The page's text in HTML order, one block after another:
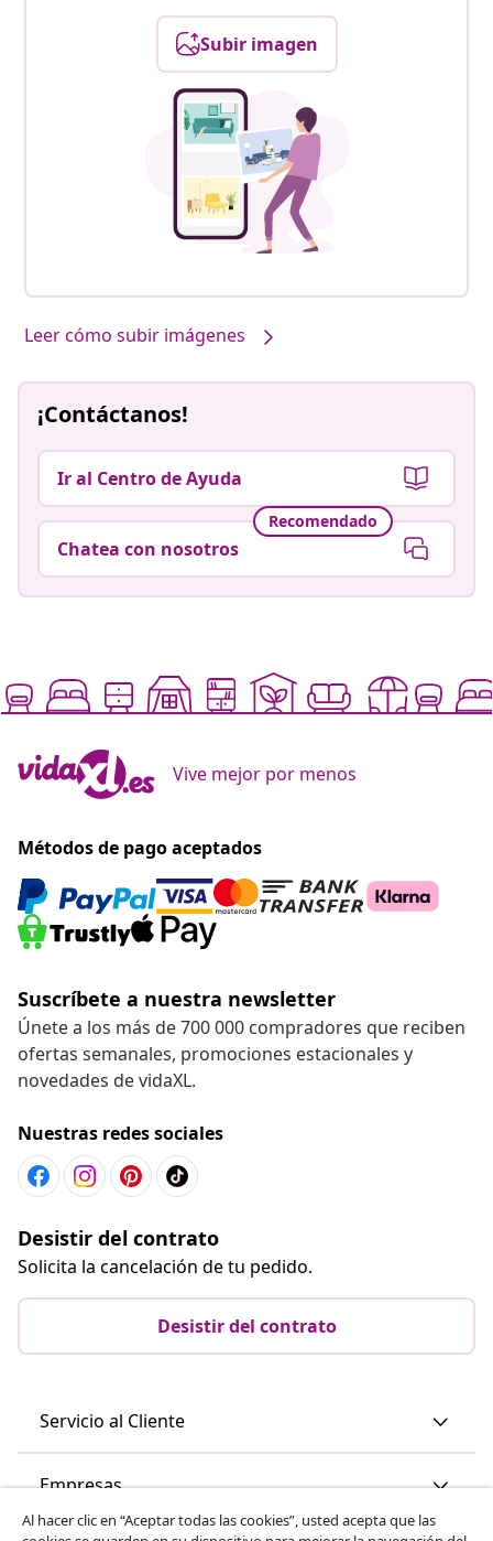
Subir imagen
Leer cómo subir imágenes
¡Contáctanos!
Ir al Centro de Ayuda
Recomendado
Chatea con nosotros
Vive mejor por menos
Métodos de pago aceptados
Suscríbete a nuestra newsletter
Únete a los más de 700 000 compradores que reciben
ofertas semanales, promociones estacionales y
novedades de vidaXL.
Nuestras redes sociales
Desistir del contrato
Solicita la cancelación de tu pedido.
Desistir del contrato
Servicio al Cliente
Empresas
Al hacer clic en “Aceptar todas las cookies”, usted acepta que las